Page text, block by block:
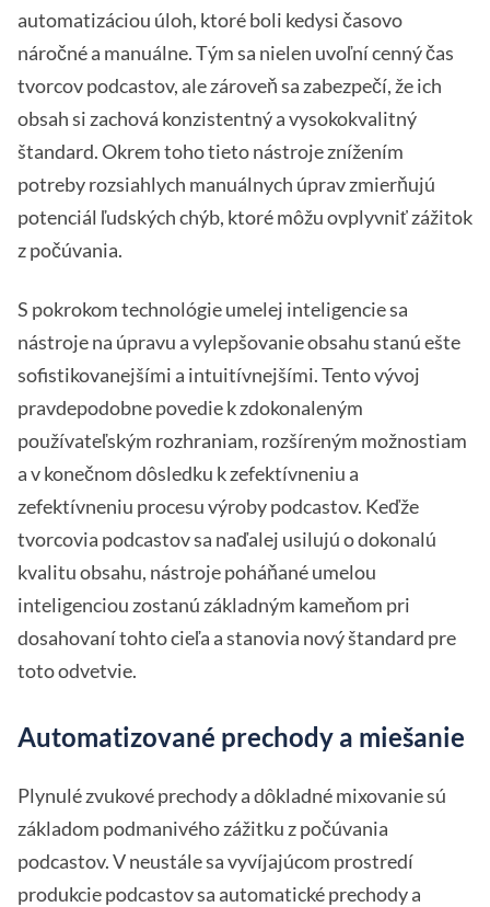
automatizáciou úloh, ktoré boli kedysi časovo
náročné a manuálne. Tým sa nielen uvoľní cenný čas
tvorcov podcastov, ale zároveň sa zabezpečí, že ich
obsah si zachová konzistentný a vysokokvalitný
štandard. Okrem toho tieto nástroje znížením
potreby rozsiahlych manuálnych úprav zmierňujú
potenciál ľudských chýb, ktoré môžu ovplyvniť zážitok
z počúvania.
S pokrokom technológie umelej inteligencie sa
nástroje na úpravu a vylepšovanie obsahu stanú ešte
sofistikovanejšími a intuitívnejšími. Tento vývoj
pravdepodobne povedie k zdokonaleným
používateľským rozhraniam, rozšíreným možnostiam
a v konečnom dôsledku k zefektívneniu a
zefektívneniu procesu výroby podcastov. Keďže
tvorcovia podcastov sa naďalej usilujú o dokonalú
kvalitu obsahu, nástroje poháňané umelou
inteligenciou zostanú základným kameňom pri
dosahovaní tohto cieľa a stanovia nový štandard pre
toto odvetvie.
Automatizované prechody a miešanie
Plynulé zvukové prechody a dôkladné mixovanie sú
základom podmanivého zážitku z počúvania
podcastov. V neustále sa vyvíjajúcom prostredí
produkcie podcastov sa automatické prechody a